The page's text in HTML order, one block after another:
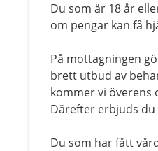
Du som är 18 år
om pengar kan få
På mottagningen
brett utbud av
kommer vi överens
Därefter erbjuds
Du som har fått